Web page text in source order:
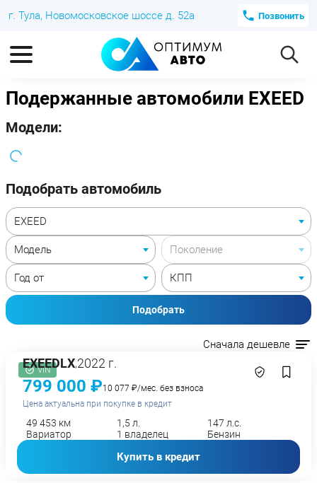
г. Тула, Новомосковское шоссе д. 52а Позвонить
Подержанные автомобили EXEED
Модели:
Подобрать автомобиль
Подобрать
Сначала дешевле
VIN
EXEEDLX,2022 г.
799 000 ₽10 077 ₽/мес. без взноса
Цена актуальна при покупке в кредит
49 453 км 1,5 л.
147 л.с.
Вариатор
1 владелец Бензин
Купить в кредит